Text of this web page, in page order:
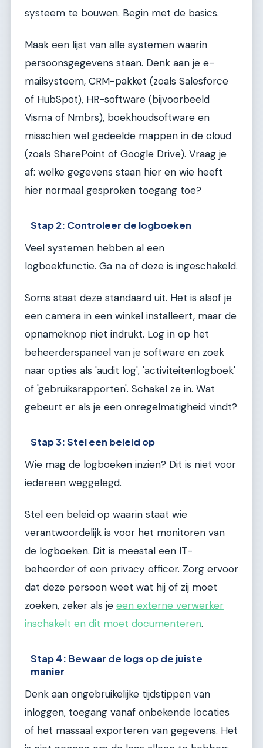
systeem te bouwen. Begin met de basics.
Maak een lijst van alle systemen waarin
persoonsgegevens staan. Denk aan je e-
mailsysteem, CRM-pakket (zoals Salesforce
of HubSpot), HR-software (bijvoorbeeld
Visma of Nmbrs), boekhoudsoftware en
misschien wel gedeelde mappen in de cloud
(zoals SharePoint of Google Drive). Vraag je
af: welke gegevens staan hier en wie heeft
hier normaal gesproken toegang toe?
Stap 2: Controleer de logboeken
Veel systemen hebben al een
logboekfunctie. Ga na of deze is ingeschakeld.
Soms staat deze standaard uit. Het is alsof je
een camera in een winkel installeert, maar de
opnameknop niet indrukt. Log in op het
beheerderspaneel van je software en zoek
naar opties als 'audit log', 'activiteitenlogboek'
of 'gebruiksrapporten'. Schakel ze in. Wat
gebeurt er als je een onregelmatigheid vindt?
Stap 3: Stel een beleid op
Wie mag de logboeken inzien? Dit is niet voor
iedereen weggelegd.
Stel een beleid op waarin staat wie
verantwoordelijk is voor het monitoren van
de logboeken. Dit is meestal een IT-
beheerder of een privacy officer. Zorg ervoor
dat deze persoon weet wat hij of zij moet
zoeken, zeker als je een externe verwerker
inschakelt en dit moet documenteren.
Stap 4: Bewaar de logs op de juiste
manier
Denk aan ongebruikelijke tijdstippen van
inloggen, toegang vanaf onbekende locaties
of het massaal exporteren van gegevens. Het